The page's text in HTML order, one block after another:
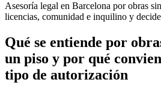
Asesoría legal en Barcelona por obras
licencias, comunidad e inquilino y
Qué se entiende por
un piso y por qué
tipo de autorización